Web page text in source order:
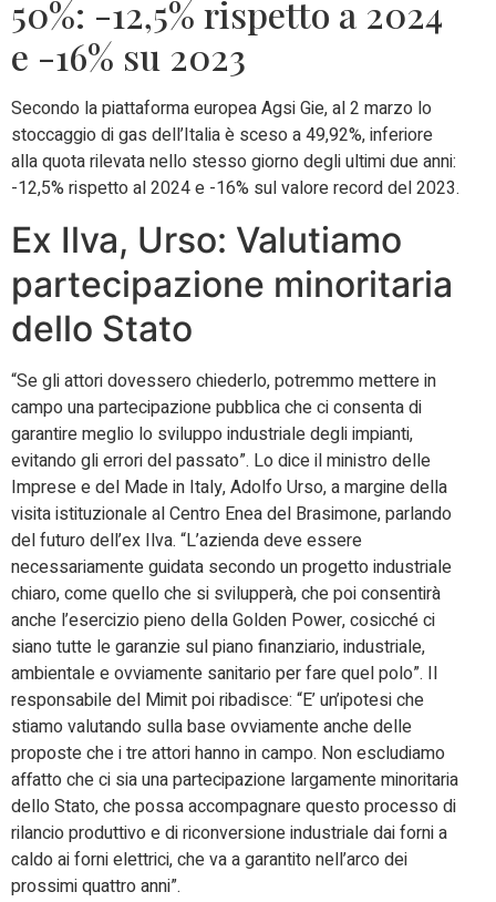
50%: -12,5% rispetto a 2024
e -16% su 2023
Secondo la piattaforma europea Agsi Gie, al 2 marzo lo
stoccaggio di gas dell’Italia è sceso a 49,92%, inferiore
alla quota rilevata nello stesso giorno degli ultimi due anni:
-12,5% rispetto al 2024 e -16% sul valore record del 2023.
Ex Ilva, Urso: Valutiamo
partecipazione minoritaria
dello Stato
“Se gli attori dovessero chiederlo, potremmo mettere in
campo una partecipazione pubblica che ci consenta di
garantire meglio lo sviluppo industriale degli impianti,
evitando gli errori del passato”. Lo dice il ministro delle
Imprese e del Made in Italy, Adolfo Urso, a margine della
visita istituzionale al Centro Enea del Brasimone, parlando
del futuro dell’ex Ilva. “L’azienda deve essere
necessariamente guidata secondo un progetto industriale
chiaro, come quello che si svilupperà, che poi consentirà
anche l’esercizio pieno della Golden Power, cosicché ci
siano tutte le garanzie sul piano finanziario, industriale,
ambientale e ovviamente sanitario per fare quel polo”. Il
responsabile del Mimit poi ribadisce: “E’ un’ipotesi che
stiamo valutando sulla base ovviamente anche delle
proposte che i tre attori hanno in campo. Non escludiamo
affatto che ci sia una partecipazione largamente minoritaria
dello Stato, che possa accompagnare questo processo di
rilancio produttivo e di riconversione industriale dai forni a
caldo ai forni elettrici, che va a garantito nell’arco dei
prossimi quattro anni”.